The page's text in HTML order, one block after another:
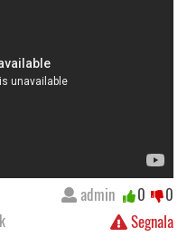
Segnala
admin 0 0